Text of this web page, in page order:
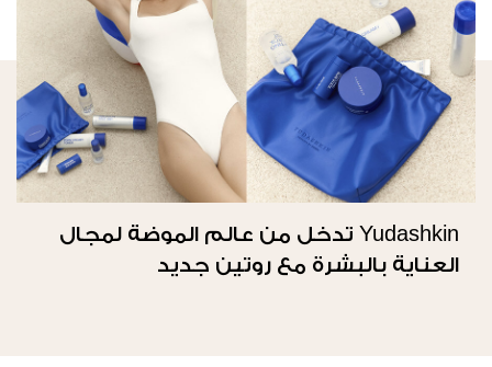
Yudashkin تدخل من عالم الموضة لمجال
العناية بالبشرة مع روتين جديد